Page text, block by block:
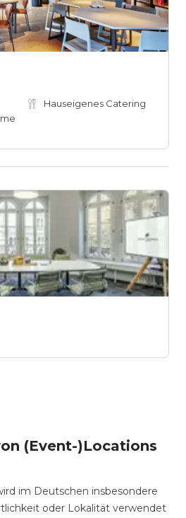
Hauseigenes Catering
(Event-)Locations
im Deutschen insbesondere
oder Lokalität verwendet